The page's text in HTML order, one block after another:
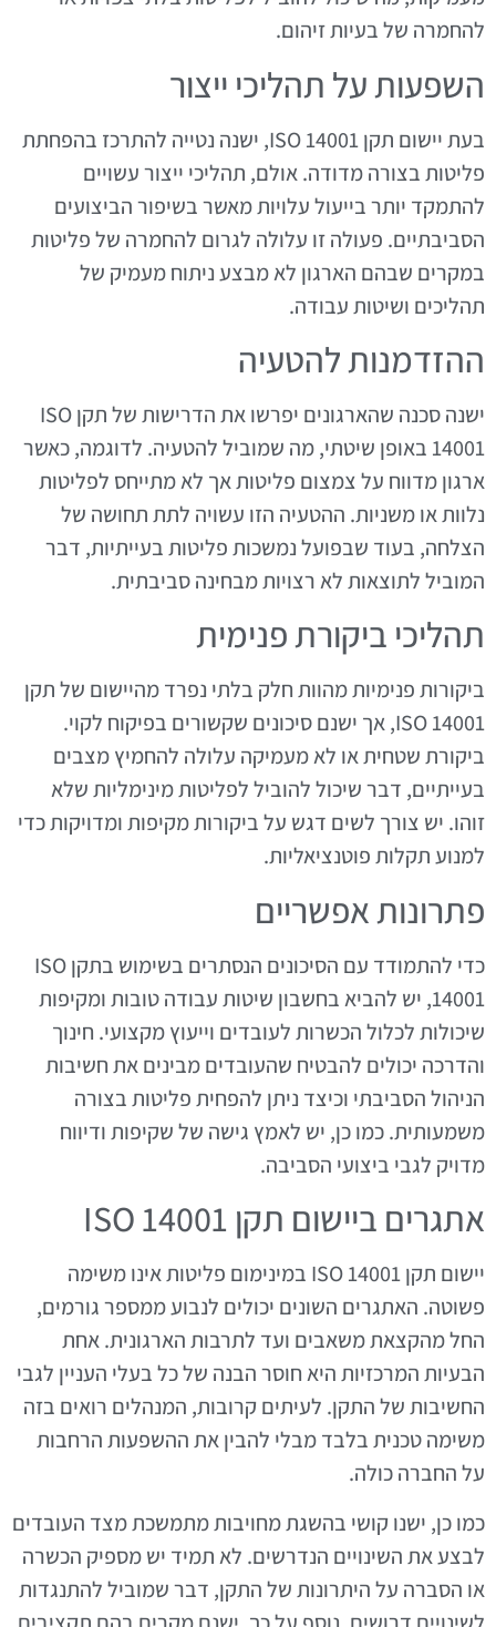
להחמרה של בעיות זיהום.
השפעות על תהליכי ייצור
בעת יישום תקן ISO 14001, ישנה נטייה להתרכז בהפחתת
פליטות בצורה מדודה. אולם, תהליכי ייצור עשויים
להתמקד יותר בייעול עלויות מאשר בשיפור הביצועים
הסביבתיים. פעולה זו עלולה לגרום להחמרה של פליטות
במקרים שבהם הארגון לא מבצע ניתוח מעמיק של
תהליכים ושיטות עבודה.
ההזדמנות להטעיה
ישנה סכנה שהארגונים יפרשו את הדרישות של תקן ISO
14001 באופן שיטתי, מה שמוביל להטעיה. לדוגמה, כאשר
ארגון מדווח על צמצום פליטות אך לא מתייחס לפליטות
נלוות או משניות. ההטעיה הזו עשויה לתת תחושה של
הצלחה, בעוד שבפועל נמשכות פליטות בעייתיות, דבר
המוביל לתוצאות לא רצויות מבחינה סביבתית.
תהליכי ביקורת פנימית
ביקורות פנימיות מהוות חלק בלתי נפרד מהיישום של תקן
ISO 14001, אך ישנם סיכונים שקשורים בפיקוח לקוי.
ביקורת שטחית או לא מעמיקה עלולה להחמיץ מצבים
בעייתיים, דבר שיכול להוביל לפליטות מינימליות שלא
זוהו. יש צורך לשים דגש על ביקורות מקיפות ומדויקות כדי
למנוע תקלות פוטנציאליות.
פתרונות אפשריים
כדי להתמודד עם הסיכונים הנסתרים בשימוש בתקן ISO
14001, יש להביא בחשבון שיטות עבודה טובות ומקיפות
שיכולות לכלול הכשרות לעובדים וייעוץ מקצועי. חינוך
והדרכה יכולים להבטיח שהעובדים מבינים את חשיבות
הניהול הסביבתי וכיצד ניתן להפחית פליטות בצורה
משמעותית. כמו כן, יש לאמץ גישה של שקיפות ודיווח
מדויק לגבי ביצועי הסביבה.
אתגרים ביישום תקן ISO 14001
יישום תקן ISO 14001 במינימום פליטות אינו משימה
פשוטה. האתגרים השונים יכולים לנבוע ממספר גורמים,
החל מהקצאת משאבים ועד לתרבות הארגונית. אחת
הבעיות המרכזיות היא חוסר הבנה של כל בעלי העניין לגבי
החשיבות של התקן. לעיתים קרובות, המנהלים רואים בזה
משימה טכנית בלבד מבלי להבין את ההשפעות הרחבות
על החברה כולה.
כמו כן, ישנו קושי בהשגת מחויבות מתמשכת מצד העובדים
לבצע את השינויים הנדרשים. לא תמיד יש מספיק הכשרה
או הסברה על היתרונות של התקן, דבר שמוביל להתנגדות